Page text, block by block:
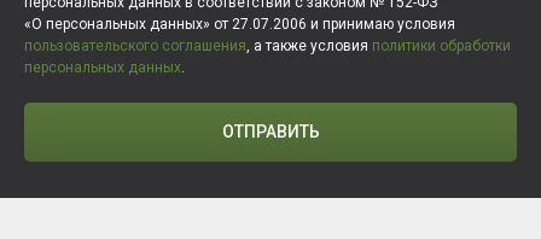
«О персональных данных» от 27.07.2006 и принимаю условия
пользовательского соглашения, а также условия политики обработки
персональных данных.
ОТПРАВИТЬ